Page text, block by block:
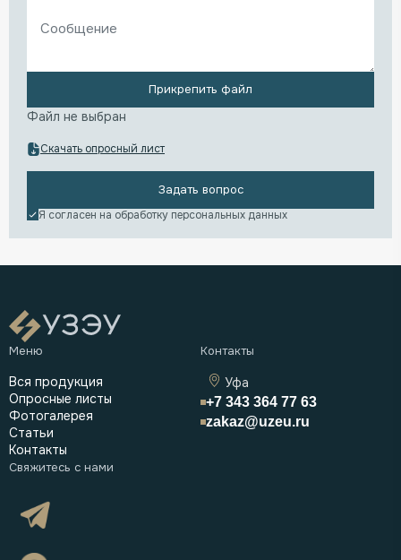
Прикрепить файл
Файл не выбран
Скачать опросный лист
Задать вопрос
Я согласен на обработку персональных данных
Уфа
+7 343 364 77 63
zakaz@uzeu.ru
Вся продукция
Опросные листы
Фотогалерея
Статьи
Контакты